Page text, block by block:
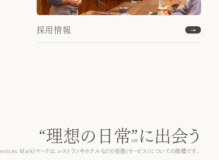
採用情報
“理想の日常” に出会う
Mark)マークは、レストランやホテルなどの役務(サービス)についての商標です。